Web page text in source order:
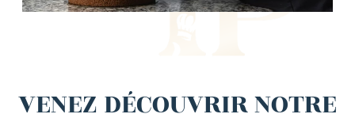
VENEZ DÉCOUVRIR NOTRE